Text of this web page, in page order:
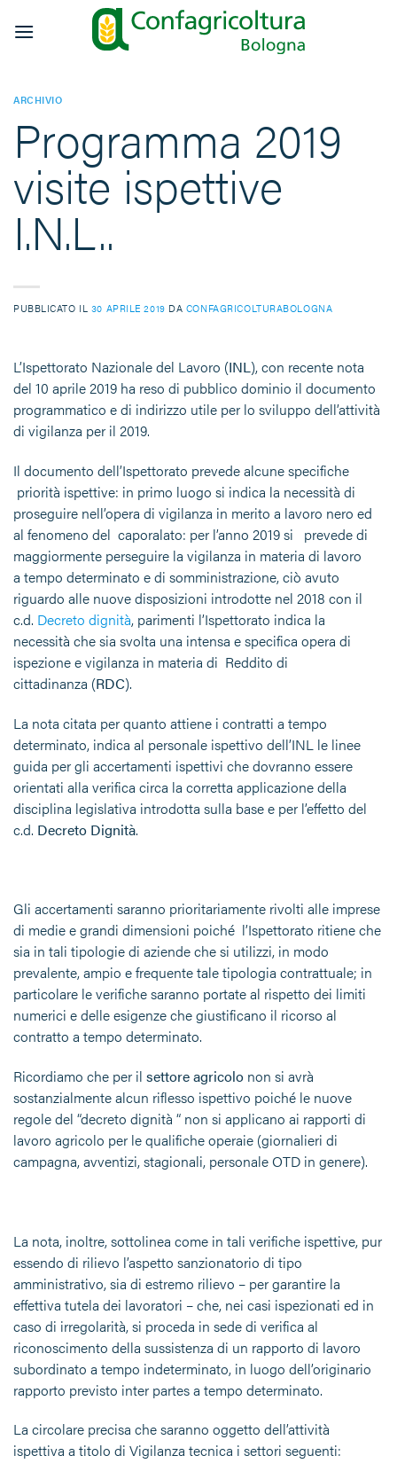
ARCHIVIO
Programma 2019
visite ispettive
I.N.L..
PUBBLICATO IL 30 APRILE 2019 DA CONFAGRICOLTURABOLOGNA
L’Ispettorato Nazionale del Lavoro (INL), con recente nota
del 10 aprile 2019 ha reso di pubblico dominio il documento
programmatico e di indirizzo utile per lo sviluppo dell’attività
di vigilanza per il 2019.
Il documento dell’Ispettorato prevede alcune specifiche
priorità ispettive: in primo luogo si indica la necessità di
proseguire nell’opera di vigilanza in merito a lavoro nero ed
al fenomeno del caporalato: per l’anno 2019 si prevede di
maggiormente perseguire la vigilanza in materia di lavoro
a tempo determinato e di somministrazione, ciò avuto
riguardo alle nuove disposizioni introdotte nel 2018 con il
c.d. Decreto dignità, parimenti l’Ispettorato indica la
necessità che sia svolta una intensa e specifica opera di
ispezione e vigilanza in materia di Reddito di
cittadinanza (RDC).
La nota citata per quanto attiene i contratti a tempo
determinato, indica al personale ispettivo dell’INL le linee
guida per gli accertamenti ispettivi che dovranno essere
orientati alla verifica circa la corretta applicazione della
disciplina legislativa introdotta sulla base e per l’effetto del
c.d. Decreto Dignità.
Gli accertamenti saranno prioritariamente rivolti alle imprese
di medie e grandi dimensioni poiché l’Ispettorato ritiene che
sia in tali tipologie di aziende che si utilizzi, in modo
prevalente, ampio e frequente tale tipologia contrattuale; in
particolare le verifiche saranno portate al rispetto dei limiti
numerici e delle esigenze che giustificano il ricorso al
contratto a tempo determinato.
Ricordiamo che per il settore agricolo non si avrà
sostanzialmente alcun riflesso ispettivo poiché le nuove
regole del “decreto dignità “ non si applicano ai rapporti di
lavoro agricolo per le qualifiche operaie (giornalieri di
campagna, avventizi, stagionali, personale OTD in genere).
La nota, inoltre, sottolinea come in tali verifiche ispettive, pur
essendo di rilievo l’aspetto sanzionatorio di tipo
amministrativo, sia di estremo rilievo – per garantire la
effettiva tutela dei lavoratori – che, nei casi ispezionati ed in
caso di irregolarità, si proceda in sede di verifica al
riconoscimento della sussistenza di un rapporto di lavoro
subordinato a tempo indeterminato, in luogo dell’originario
rapporto previsto inter partes a tempo determinato.
La circolare precisa che saranno oggetto dell’attività
ispettiva a titolo di Vigilanza tecnica i settori seguenti: